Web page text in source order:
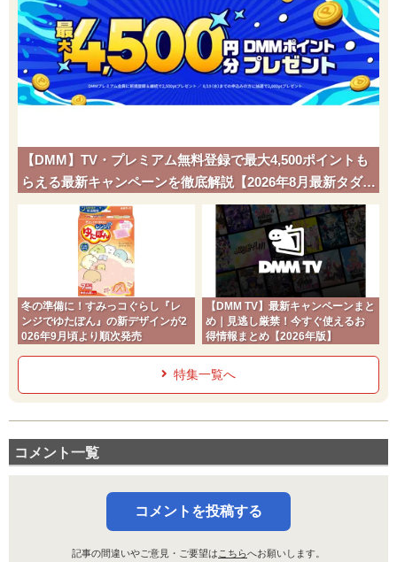
【DMM】TV・プレミアム無料登録で最大4,500ポイントも
らえる最新キャンペーンを徹底解説【2026年8月最新タダポ
チ】
冬の準備に！すみっコぐらし『レ
ンジでゆたぽん』の新デザインが2
026年9月頃より順次発売
【DMM TV】最新キャンペーンまと
め｜見逃し厳禁！今すぐ使えるお
得情報まとめ【2026年版】
特集一覧へ
コメント一覧
コメントを投稿する
記事の間違いやご意見・ご要望は こちらへお願いします。